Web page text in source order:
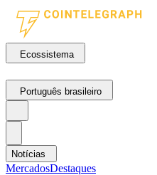
Ecossistema
Português brasileiro
Notícias
MercadosDestaques